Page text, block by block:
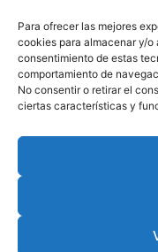
Para ofrecer las mejores
cookies para almacenar y/o
consentimiento de estas
comportamiento de
No consentir o retirar el
ciertas características y